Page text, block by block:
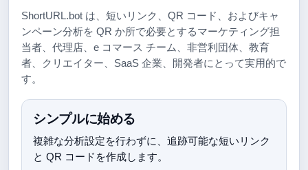
ShortURL.bot は、短いリンク、QR コード、およびキャ
ンペーン分析を QR か所で必要とするマーケティング担
当者、代理店、e コマース チーム、非営利団体、教育
者、クリエイター、SaaS 企業、開発者にとって実用的で
す。
シンプルに始める
複雑な分析設定を行わずに、追跡可能な短いリンク
と QR コードを作成します。